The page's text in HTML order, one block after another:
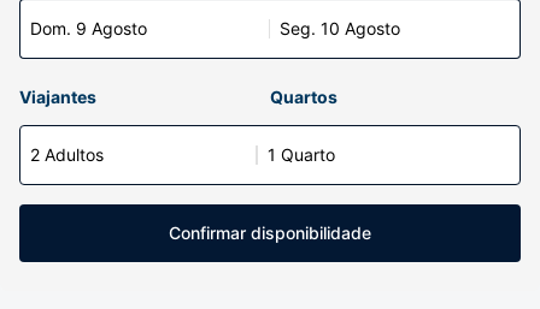
Dom. 9 Agosto Seg. 10 Agosto
Viajantes Quartos
2 Adultos 1 Quarto
Confirmar disponibilidade